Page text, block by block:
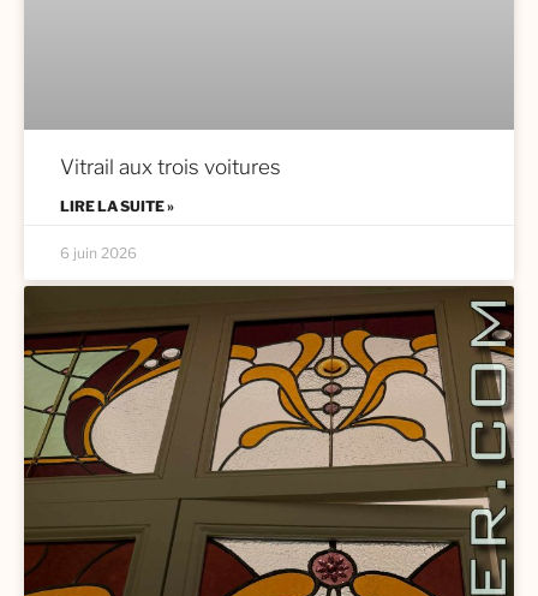
Vitrail aux trois voitures
LIRE LA SUITE »
6 juin 2026